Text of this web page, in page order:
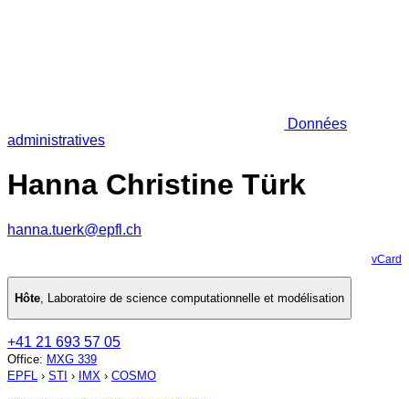
Données
administratives
Hanna Christine Türk
hanna.tuerk@epfl.ch
vCard
Hôte, Laboratoire de science computationnelle et modélisation
+41 21 693 57 05
Office: MXG 339
EPFL › STI › IMX › COSMO